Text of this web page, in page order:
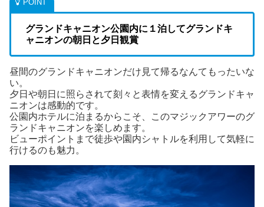
グランドキャニオン公園内に１泊してグランドキ
ャニオンの朝日と夕日観賞
昼間のグランドキャニオンだけ見て帰るなんてもったいな
い。
夕日や朝日に照らされて刻々と表情を変えるグランドキャ
ニオンは感動的です。
公園内ホテルに泊まるからこそ、このマジックアワーのグ
ランドキャニオンを楽しめます。
ビューポイントまで徒歩や園内シャトルを利用して気軽に
行けるのも魅力。